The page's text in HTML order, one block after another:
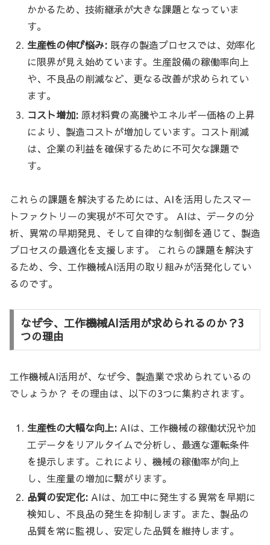
かかるため、技術継承が大きな課題となっていま
す。
生産性の伸び悩み: 既存の製造プロセスでは、効率化
に限界が見え始めています。生産設備の稼働率向上
や、不良品の削減など、更なる改善が求められてい
ます。
コスト増加: 原材料費の高騰やエネルギー価格の上昇
により、製造コストが増加しています。コスト削減
は、企業の利益を確保するために不可欠な課題で
す。
これらの課題を解決するためには、AIを活用したスマー
トファクトリーの実現が不可欠です。 AIは、データの分
析、異常の早期発見、そして自律的な制御を通じて、製造
プロセスの最適化を支援します。 これらの課題を解決す
るため、今、工作機械AI活用の取り組みが活発化してい
るのです。
なぜ今、工作機械AI活用が求められるのか？3
つの理由
工作機械AI活用が、なぜ今、製造業で求められているの
でしょうか？ その理由は、以下の3つに集約されます。
生産性の大幅な向上: AIは、工作機械の稼働状況や加
工データをリアルタイムで分析し、最適な運転条件
を提示します。これにより、機械の稼働率が向上
し、生産量の増加に繋がります。
品質の安定化: AIは、加工中に発生する異常を早期に
検知し、不良品の発生を抑制します。また、製品の
品質を常に監視し、安定した品質を維持します。